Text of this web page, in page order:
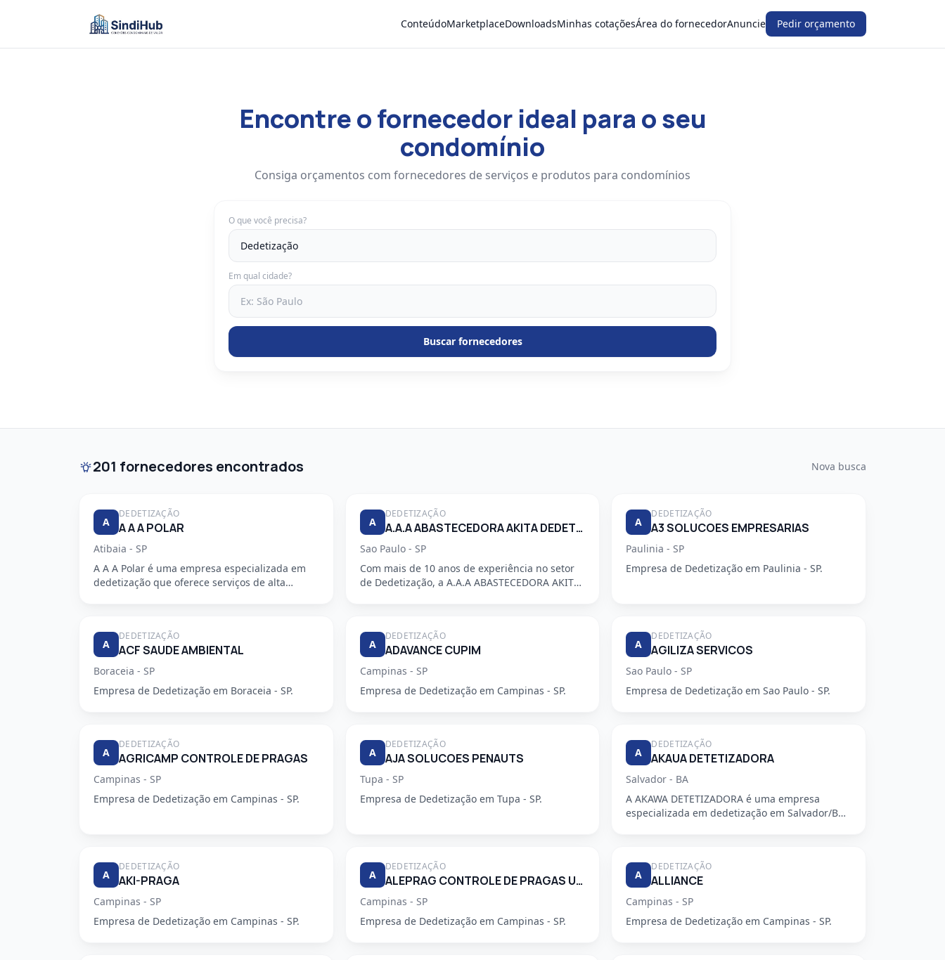
ConteúdoMarketplaceDownloadsMinhas cotaçõesÁrea do fornecedorAnuncie Pedir orçamento
Encontre o fornecedor ideal para o seu
condomínio
Consiga orçamentos com fornecedores de serviços e produtos para condomínios
O que você precisa?
Em qual cidade?
Buscar fornecedores
201 fornecedores encontrados Nova busca
A
DEDETIZAÇÃO
A A A POLAR
Atibaia - SP
A A A Polar é uma empresa especializada em
dedetização que oferece serviços de alta
A
DEDETIZAÇÃO
A.A.A ABASTECEDORA AKITA DEDETIZADORA S/S LTDA
Sao Paulo - SP
Com mais de 10 anos de experiência no setor
de Dedetização, a A.A.A ABASTECEDORA AKITA
A
DEDETIZAÇÃO
A3 SOLUCOES EMPRESARIAS
Paulinia - SP
Empresa de Dedetização em Paulinia - SP.
A
DEDETIZAÇÃO
ACF SAUDE AMBIENTAL
Boraceia - SP
Empresa de Dedetização em Boraceia - SP.
A
DEDETIZAÇÃO
ADAVANCE CUPIM
Campinas - SP
Empresa de Dedetização em Campinas - SP.
A
DEDETIZAÇÃO
AGILIZA SERVICOS
Sao Paulo - SP
Empresa de Dedetização em Sao Paulo - SP.
A
DEDETIZAÇÃO
AGRICAMP CONTROLE DE PRAGAS
Campinas - SP
Empresa de Dedetização em Campinas - SP.
A
DEDETIZAÇÃO
AJA SOLUCOES PENAUTS
Tupa - SP
Empresa de Dedetização em Tupa - SP.
A
DEDETIZAÇÃO
AKAUA DETETIZADORA
Salvador - BA
A AKAWA DETETIZADORA é uma empresa
especializada em dedetização em Salvador/BA,
A
DEDETIZAÇÃO
AKI-PRAGA
Campinas - SP
Empresa de Dedetização em Campinas - SP.
A
DEDETIZAÇÃO
ALEPRAG CONTROLE DE PRAGAS URBANAS LTDA
Campinas - SP
Empresa de Dedetização em Campinas - SP.
A
DEDETIZAÇÃO
ALLIANCE
Campinas - SP
Empresa de Dedetização em Campinas - SP.